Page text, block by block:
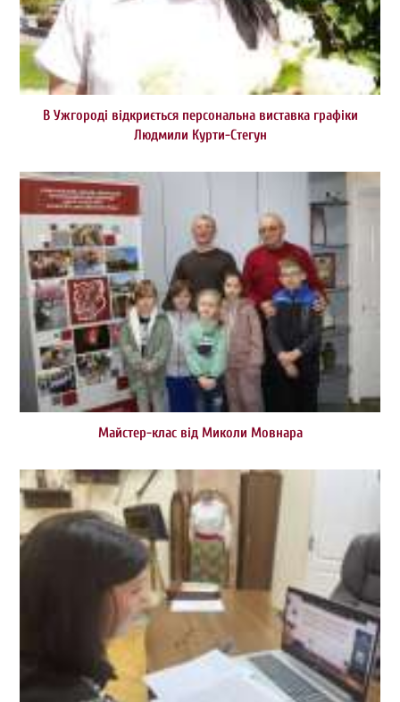
В Ужгороді відкриється персональна виставка графіки
Людмили Курти-Стегун
Майстер-клас від Миколи Мовнара